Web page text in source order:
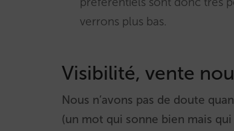
verrons plus bas.
Visibilité, vente
Nous n’avons pas de doute
(un mot qui sonne bien mais